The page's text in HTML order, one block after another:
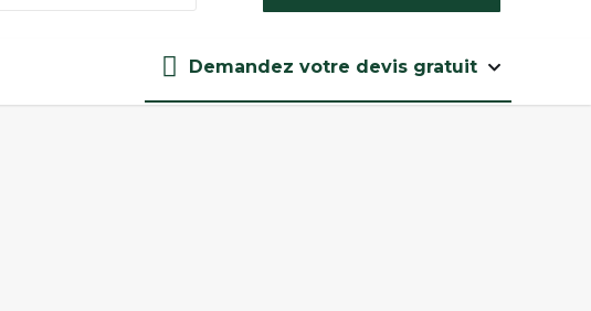
Demandez votre devis gratuit